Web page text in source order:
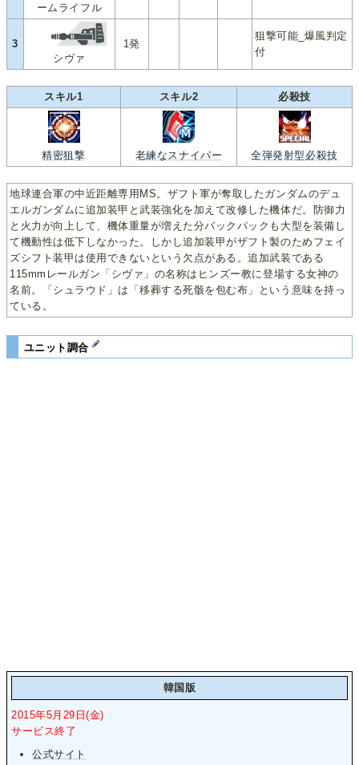
ームライフル
3
シヴァ
1発
狙撃可能_爆風判定
付
スキル1 スキル2 必殺技
精密狙撃 老練なスナイパー 全弾発射型必殺技
地球連合軍の中近距離専用MS。ザフト軍が奪取したガンダムのデュ
エルガンダムに追加装甲と武装強化を加えて改修した機体だ。防御力
と火力が向上して、機体重量が増えた分バックパックも大型を装備し
て機動性は低下しなかった。しかし追加装甲がザフト製のためフェイ
ズシフト装甲は使用できないという欠点がある。追加武装である
115mmレールガン「シヴァ」の名称はヒンズー教に登場する女神の
名前。「シュラウド」は「移葬する死骸を包む布」という意味を持っ
ている。
ユニット調合
韓国版
2015年5月29日(金)
サービス終了
公式サイト